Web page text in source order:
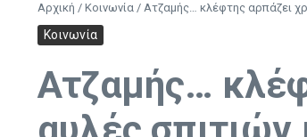
Αρχική / Κοινωνία / Ατζαμής… κλέφτης αρπάζει
Κοινωνία
Ατζαμής…